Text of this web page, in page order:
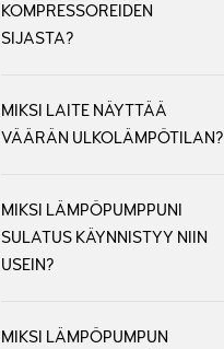
KOMPRESSOREIDEN
SIJASTA?
MIKSI LAITE NÄYTTÄÄ
VÄÄRÄN ULKOLÄMPÖTILAN?
MIKSI LÄMPÖPUMPPUNI
SULATUS KÄYNNISTYY NIIN
USEIN?
MIKSI LÄMPÖPUMPUN